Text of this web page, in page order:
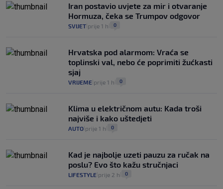
Iran postavio uvjete za mir i otvaranje
Hormuza, čeka se Trumpov odgovor
SVIJET prije 1 h 0
Hrvatska pod alarmom: Vraća se
toplinski val, nebo će poprimiti žućkasti
sjaj
VRIJEME prije 1 h 0
Klima u električnom autu: Kada troši
najviše i kako uštedjeti
AUTO prije 1 h 0
Kad je najbolje uzeti pauzu za ručak na
poslu? Evo što kažu stručnjaci
LIFESTYLE prije 2 h 0